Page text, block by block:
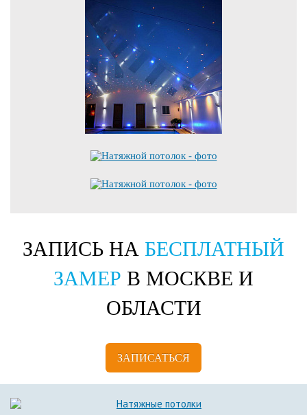
ЗАПИСЬ НА БЕСПЛАТНЫЙ
ЗАМЕР В МОСКВЕ И
ОБЛАСТИ
ЗАПИСАТЬСЯ